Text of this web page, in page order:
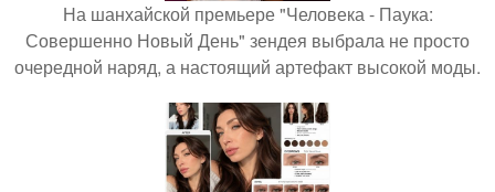
На шанхайской премьере "Человека - Паука:
Совершенно Новый День" зендея выбрала не просто
очередной наряд, а настоящий артефакт высокой моды.